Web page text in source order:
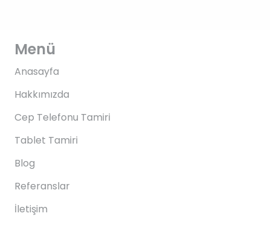
Menü
Anasayfa
Hakkımızda
Cep Telefonu Tamiri
Tablet Tamiri
Blog
Referanslar
İletişim